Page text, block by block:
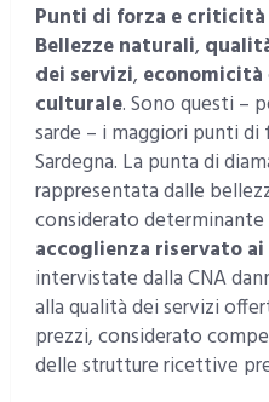
Punti di forza e
Bellezze naturali,
dei servizi, economicità
culturale. Sono questi –
sarde – i maggiori punti
Sardegna. La punta di
rappresentata dalle
considerato determinante
accoglienza riservato
intervistate dalla CNA
alla qualità dei servizi
prezzi, considerato
delle strutture ricettive